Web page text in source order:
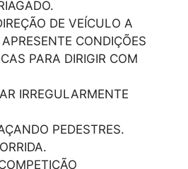
DE VEÍCULO A
CONDIÇÕES
PARA DIRIGIR COM
IRREGULARMENTE
PEDESTRES.